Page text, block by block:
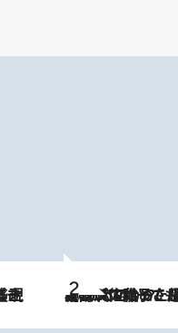
2026.8.5
【阿川佐和子さんの年とる力】なぜ70代で始めた趣味は“こんなに楽しい”のか？ ピアノ、俳句…スランプに陥っても続けられる“ある秘訣”とは